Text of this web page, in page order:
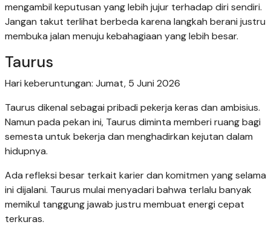
mengambil keputusan yang lebih jujur terhadap diri sendiri.
Jangan takut terlihat berbeda karena langkah berani justru
membuka jalan menuju kebahagiaan yang lebih besar.
Taurus
Hari keberuntungan: Jumat, 5 Juni 2026
Taurus dikenal sebagai pribadi pekerja keras dan ambisius.
Namun pada pekan ini, Taurus diminta memberi ruang bagi
semesta untuk bekerja dan menghadirkan kejutan dalam
hidupnya.
Ada refleksi besar terkait karier dan komitmen yang selama
ini dijalani. Taurus mulai menyadari bahwa terlalu banyak
memikul tanggung jawab justru membuat energi cepat
terkuras.